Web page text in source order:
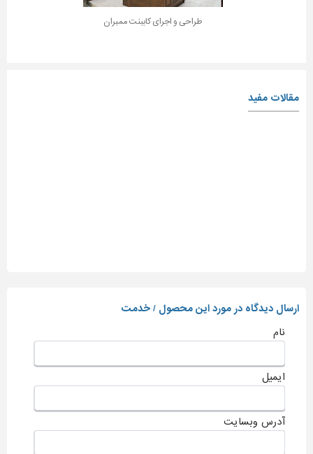
طراحی و اجرای کاببنت ممبران
مقالات مفید
ارسال دیدگاه در مورد این محصول / خدمت
نام
ایمیل
آدرس وبسایت